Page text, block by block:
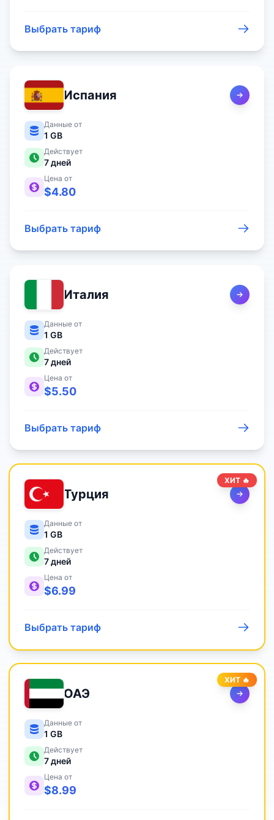
Выбрать тариф
Испания
Данные от
1 GB
Действует
7дней
Цена от
$4.80
Выбрать тариф
Италия
Данные от
1 GB
Действует
7дней
Цена от
$5.50
Выбрать тариф
ХИТ 🔥
Турция
Данные от
1 GB
Действует
7дней
Цена от
$6.99
Выбрать тариф
ХИТ 🔥
ОАЭ
Данные от
1 GB
Действует
7дней
Цена от
$8.99